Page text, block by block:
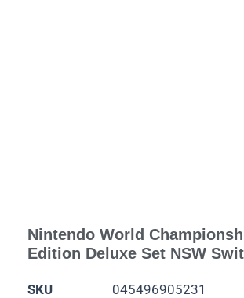
Nintendo World
Edition Deluxe Set NSW
SKU
045496905231